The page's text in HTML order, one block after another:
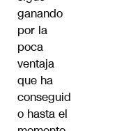
ganando
por la
poca
ventaja
que ha
conseguid
o hasta el